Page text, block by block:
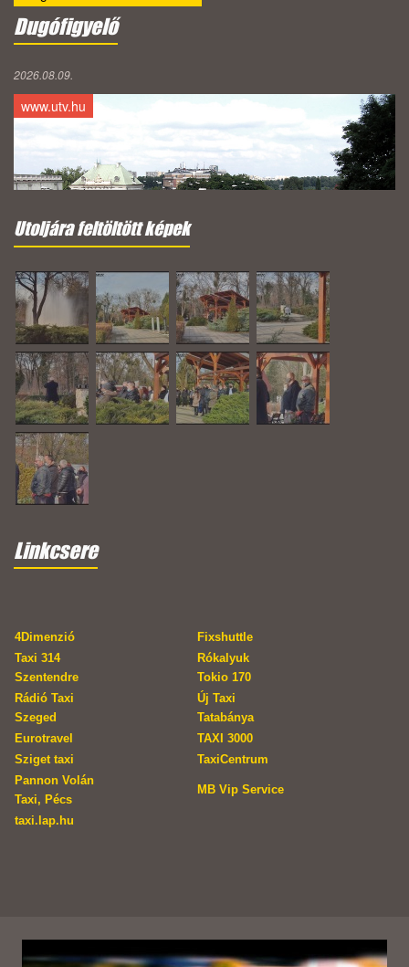
Dugófigyelő
2026.08.09.
www.utv.hu
Utoljára feltöltött képek
Linkcsere
4Dimenzió
Fixshuttle
Taxi 314
Szentendre
Rókalyuk
Tokio 170
Rádió Taxi
Szeged
Új Taxi
Tatabánya
Eurotravel
TAXI 3000
Sziget taxi
TaxiCentrum
Pannon Volán
Taxi, Pécs
MB Vip Service
taxi.lap.hu